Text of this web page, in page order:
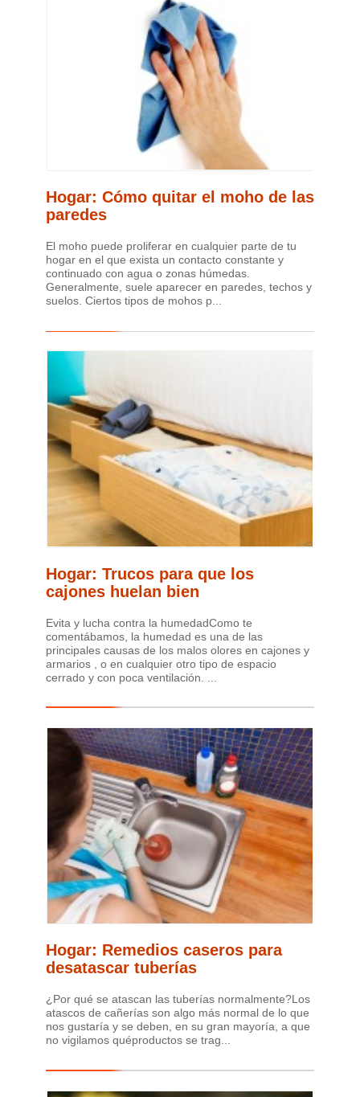
Hogar: Cómo quitar el moho de las
paredes
El moho puede proliferar en cualquier parte de tu
hogar en el que exista un contacto constante y
continuado con agua o zonas húmedas.
Generalmente, suele aparecer en paredes, techos y
suelos. Ciertos tipos de mohos p...
Hogar: Trucos para que los
cajones huelan bien
Evita y lucha contra la humedadComo te
comentábamos, la humedad es una de las
principales causas de los malos olores en cajones y
armarios , o en cualquier otro tipo de espacio
cerrado y con poca ventilación. ...
Hogar: Remedios caseros para
desatascar tuberías
¿Por qué se atascan las tuberías normalmente?Los
atascos de cañerías son algo más normal de lo que
nos gustaría y se deben, en su gran mayoría, a que
no vigilamos quéproductos se trag...